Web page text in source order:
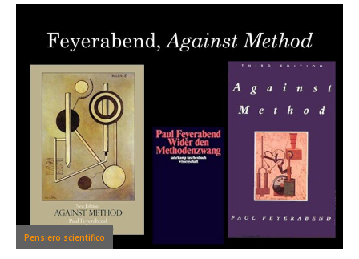
Pensiero scientifico